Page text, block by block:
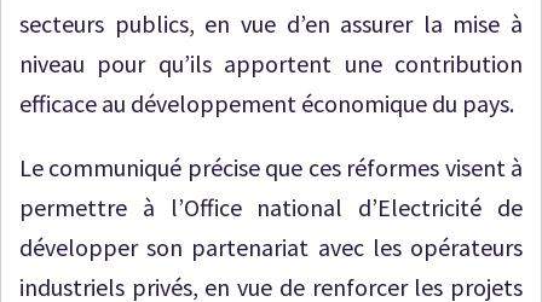
secteurs publics, en vue d’en assurer la mise à
niveau pour qu’ils apportent une contribution
efficace au développement économique du pays.
Le communiqué précise que ces réformes visent à
permettre à l’Office national d’Electricité de
développer son partenariat avec les opérateurs
industriels privés, en vue de renforcer les projets